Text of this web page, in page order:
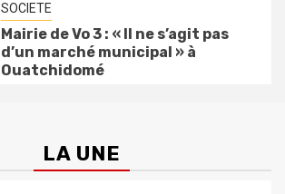
SOCIETE
Mairie de Vo 3 : « Il ne s’agit pas
d’un marché municipal » à
Ouatchidomé
LA UNE